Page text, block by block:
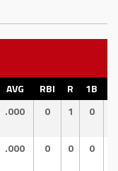
AVG RBI R 1B
.000 0 1 0
.000 0 0 0